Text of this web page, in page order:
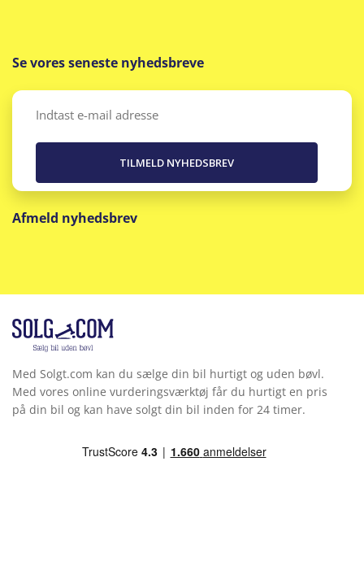
Se vores seneste nyhedsbreve
Email
Afmeld nyhedsbrev
Med Solgt.com kan du sælge din bil hurtigt og uden bøvl.
Med vores online vurderingsværktøj får du hurtigt en pris
på din bil og kan have solgt din bil inden for 24 timer.